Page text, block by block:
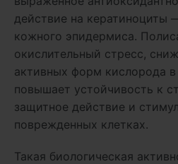
действие на кератиноциты
кожного эпидермиса.
окислительный стресс,
активных форм кислорода
повышает устойчивость к
защитное действие и
поврежденных клетках.
Такая биологическая